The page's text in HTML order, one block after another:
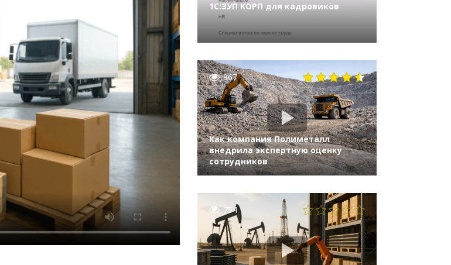
1С:ЗУП КОРП для кадровиков
967
Как компания Полиметалл
внедрила экспертную оценку
сотрудников
754